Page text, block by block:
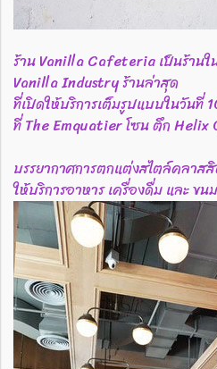
ร้าน Vanilla Cafeteria เป็นร้านใ
Vanilla Industry ร้านล่าสุด
ที่เปิดให้บริการเต็มรูปแบบในวันที่
ที่ The Emquatier โซน ตึก Helix
บรรยากาศการตกแต่งสไตล์คลา
ให้บริการอาหาร เครื่องดื่ม และ ข